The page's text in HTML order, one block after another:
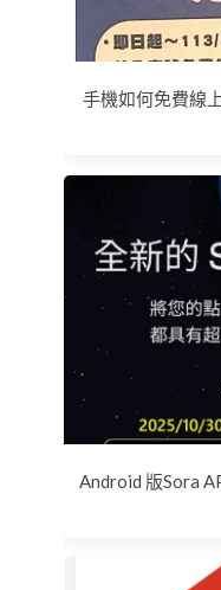
手機如何免費線
Android 版Sora